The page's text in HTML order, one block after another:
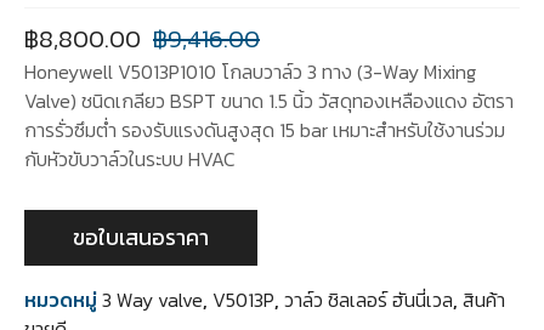
฿9,416.00
฿8,800.00
Honeywell V5013P1010 โกลบวาล์ว 3 ทาง (3-Way Mixing
Valve) ชนิดเกลียว BSPT ขนาด 1.5 นิ้ว วัสดุทองเหลืองแดง อัตรา
การรั่วซึมต่ำ รองรับแรงดันสูงสุด 15 bar เหมาะสำหรับใช้งานร่วม
กับหัวขับวาล์วในระบบ HVAC
ขอใบเสนอราคา
หมวดหมู่3 Way valve, V5013P, วาล์ว ชิลเลอร์ ฮันนี่เวล, สินค้า